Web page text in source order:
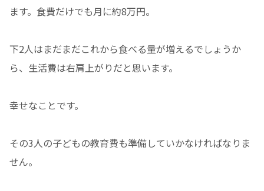
ます。食費だけでも月に約8万円。
下2人はまだまだこれから食べる量が増えるでしょうか
ら、生活費は右肩上がりだと思います。
幸せなことです。
その3人の子どもの教育費も準備していかなければなりま
せん。